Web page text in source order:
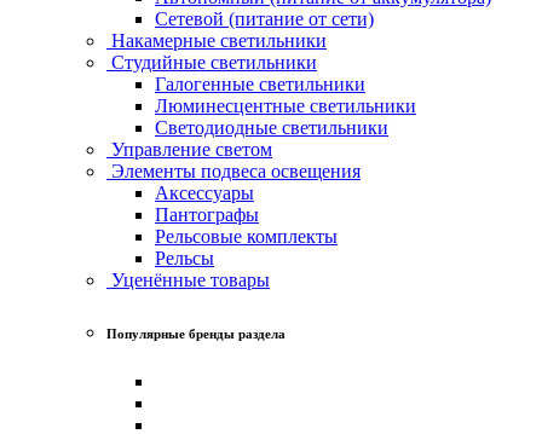
Сетевой (питание от сети)
Накамерные светильники
Студийные светильники
Галогенные светильники
Люминесцентные светильники
Светодиодные светильники
Управление светом
Элементы подвеса освещения
Аксессуары
Пантографы
Рельсовые комплекты
Рельсы
Уценённые товары
Популярные бренды раздела